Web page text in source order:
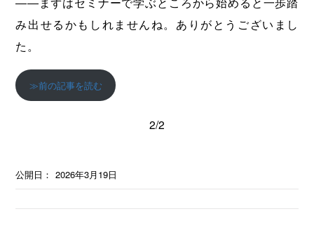
み出せるかもしれませんね。ありがとうございまし
た。
≫前の記事を読む
2/2
公開日： 2026年3月19日